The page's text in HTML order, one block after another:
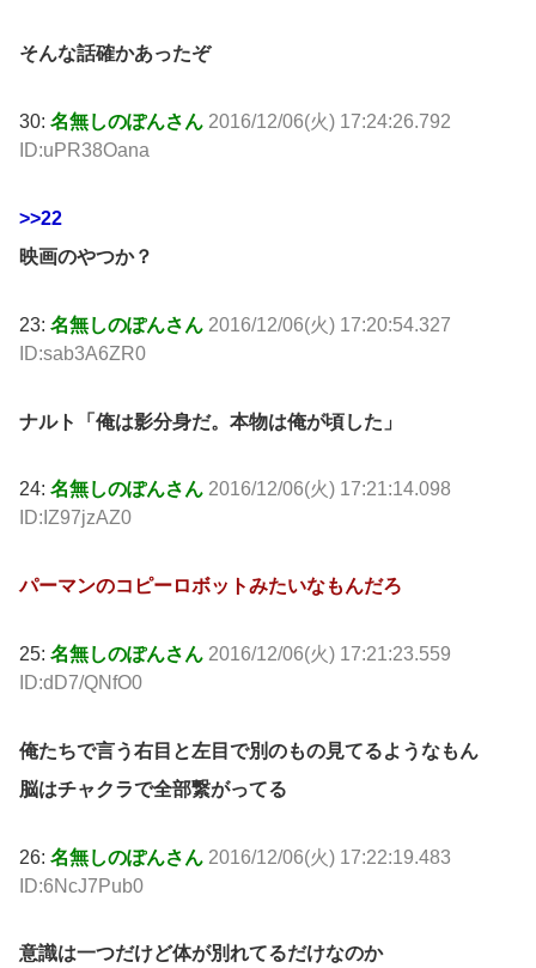
そんな話確かあったぞ
30: 名無しのぽんさん 2016/12/06(火) 17:24:26.792
ID:uPR38Oana
>>22
映画のやつか？
23: 名無しのぽんさん 2016/12/06(火) 17:20:54.327
ID:sab3A6ZR0
ナルト「俺は影分身だ。本物は俺が頃した」
24: 名無しのぽんさん 2016/12/06(火) 17:21:14.098
ID:IZ97jzAZ0
パーマンのコピーロボットみたいなもんだろ
25: 名無しのぽんさん 2016/12/06(火) 17:21:23.559
ID:dD7/QNfO0
俺たちで言う右目と左目で別のもの見てるようなもん
脳はチャクラで全部繋がってる
26: 名無しのぽんさん 2016/12/06(火) 17:22:19.483
ID:6NcJ7Pub0
意識は一つだけど体が別れてるだけなのか